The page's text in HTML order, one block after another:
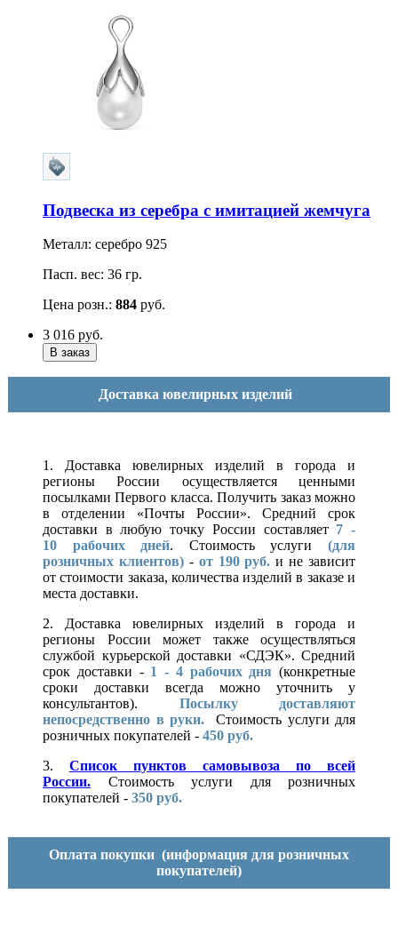
Подвеска из серебра с имитацией жемчуга
Металл: серебро 925
Пасп. вес: 36 гр.
Цена розн.: 884 руб.
3 016 руб.
Доставка ювелирных изделий
1. Доставка ювелирных изделий в города и
регионы России осуществляется ценными
посылками Первого класса. Получить заказ можно
в отделении «Почты России». Средний срок
доставки в любую точку России составляет 7 -
10 рабочих дней. Стоимость услуги(для
розничных клиентов)- от 190 руб. и не зависит
от стоимости заказа, количества изделий в заказе и
места доставки.
2. Доставка ювелирных изделий в города и
регионы России может также осуществляться
службой курьерской доставки «СДЭК». Средний
срок доставки - 1 - 4 рабочих дня (конкретные
сроки доставки всегда можно уточнить у
консультантов). Посылку доставляют
непосредственно в руки.
Стоимость услуги для
розничных покупателей - 450 руб.
3. Список пунктов самовывоза по всей
России.
Стоимость услуги для розничных
покупателей - 350 руб.
Оплата покупки (информация для розничных
покупателей)